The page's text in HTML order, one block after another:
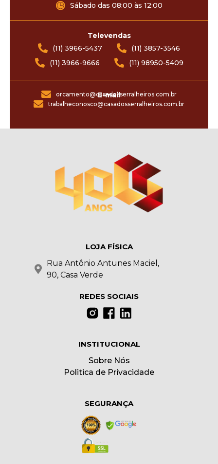
Sábado das 08:00 às 12:00
Televendas
(11) 3966-5437
(11) 3857-3546
(11) 3966-9666
(11) 98950-5409
E-mail
orcamento@casadosserralheiros.com.br
trabalheconosco@casadosserralheiros.com.br
LOJA FÍSICA
Rua Antônio Antunes Maciel,
90, Casa Verde
REDES SOCIAIS
INSTITUCIONAL
Sobre Nós
Politica de Privacidade
SEGURANÇA